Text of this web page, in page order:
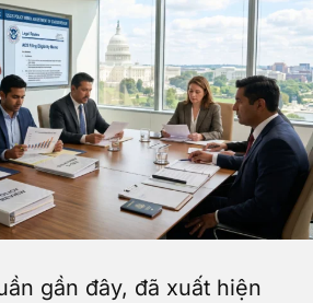
gần đây, đã xuất hiện